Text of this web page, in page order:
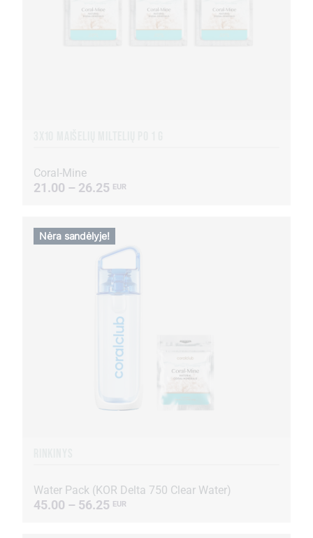
Coral-Mine
21.00 – 26.25 EUR
Water Pack (KOR Delta 750 Clear Water)
45.00 – 56.25 EUR
Nėra sandėlyje!